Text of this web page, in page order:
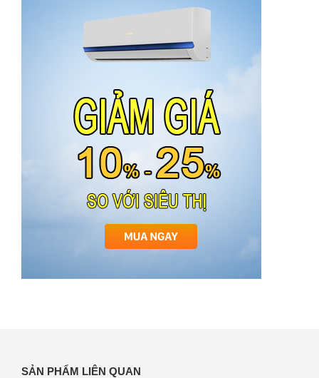
SẢN PHẨM LIÊN QUAN